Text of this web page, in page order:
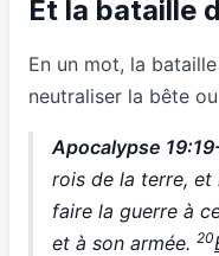
Et la bataille
En un mot, la
neutraliser la bête
Apocalypse
rois de la terre, et
faire la guerre à
et à son armée. 20